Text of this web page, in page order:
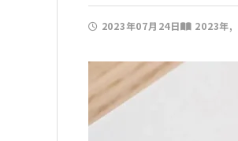
2023年07月24日 2023年